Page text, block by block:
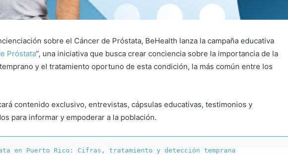
sobre el Cáncer de Próstata, BeHealth lanza la campaña educativa
Próstata”, una iniciativa que busca crear conciencia sobre la importancia de la
y el tratamiento oportuno de esta condición, la más común entre los
contenido exclusivo, entrevistas, cápsulas educativas, testimonios y
para informar y empoderar a la población.
en Puerto Rico: Cifras, tratamiento y detección temprana